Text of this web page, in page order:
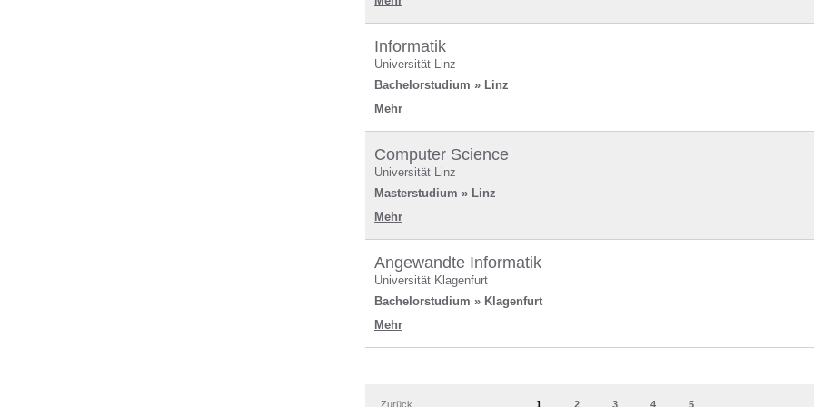
Informatik
Universität Linz
Bachelorstudium » Linz
Mehr
Computer Science
Universität Linz
Masterstudium » Linz
Mehr
Angewandte Informatik
Universität Klagenfurt
Bachelorstudium » Klagenfurt
Mehr
Zurück 1 2 3 4 5